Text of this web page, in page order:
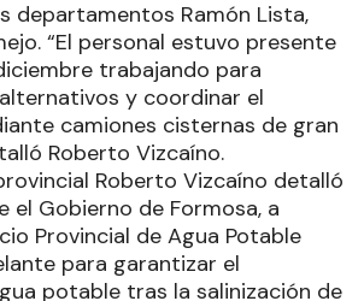
departamentos Ramón Lista,
“El personal estuvo presente
trabajando para
y coordinar el
camiones cisternas de gran
Roberto Vizcaíno.
Roberto Vizcaíno detalló
el Gobierno de Formosa, a
Provincial de Agua Potable
para garantizar el
potable tras la salinización de